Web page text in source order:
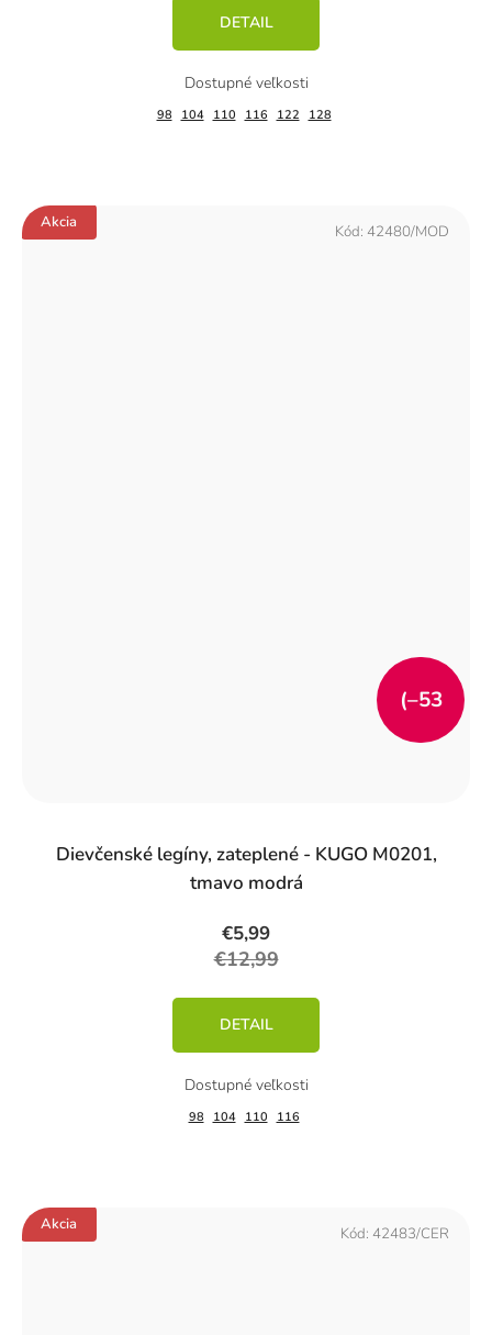
DETAIL
98 104 110 116 122 128
Akcia
Dievčenské legíny, zateplené - KUGO M0201,
tmavo modrá
€5,99
€12,99
(–53
DETAIL
98 104 110 116
Kód: 42480/MOD
Akcia Kód: 42483/CER